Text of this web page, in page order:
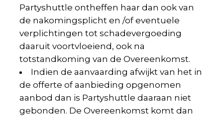
Partyshuttle ontheffen haar dan ook van
de nakomingsplicht en /of eventuele
verplichtingen tot schadevergoeding
daaruit voortvloeiend, ook na
totstandkoming van de Overeenkomst.
Indien de aanvaarding afwijkt van het in
de offerte of aanbieding opgenomen
aanbod dan is Partyshuttle daaraan niet
gebonden. De Overeenkomst komt dan